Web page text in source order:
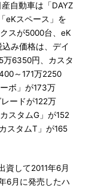
自動車は「DAYZ
eKスペース」を
スが5000台、eK
み価格は、デイ
万6350円、カスタ
～171万2250
ボ」が173万
ードが122万
スタムG」が152
スタムT」が165
して2011年6月
6月に発売したハ